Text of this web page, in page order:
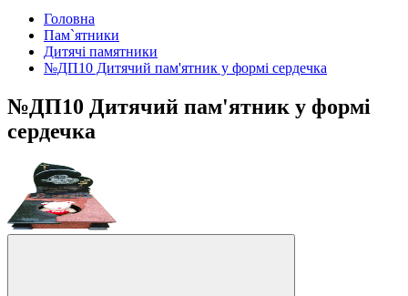
Головна
Пам`ятники
Дитячі памятники
№ДП10 Дитячий пам'ятник у формі сердечка
№ДП10 Дитячий пам'ятник у формі
сердечка